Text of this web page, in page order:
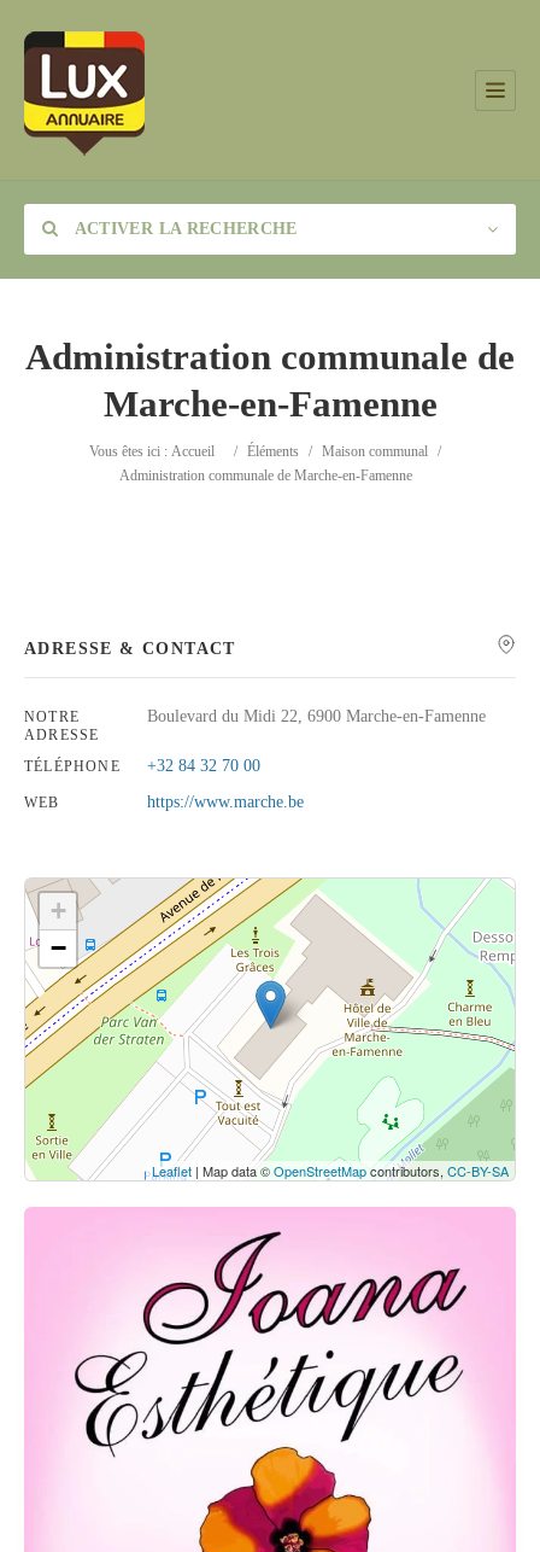
ACTIVER LA RECHERCHE
Catégorie
Rechercher
Administration communale de
Marche-en-Famenne
Vous êtes ici : Accueil / Éléments / Maison communal /
Administration communale de Marche-en-Famenne
ADRESSE & CONTACT
NOTRE
ADRESSE
Boulevard du Midi 22, 6900 Marche-en-Famenne
TÉLÉPHONE +32 84 32 70 00
WEB https://www.marche.be
Cliquez sur le bouton pour afficher la carte.
Voir la carte
+
−
Leaflet | Map data ©OpenStreetMapcontributors, CC-BY-SA